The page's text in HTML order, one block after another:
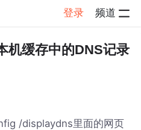
登录 频道
情
机缓存中的DNS记录
/displaydns里面的网页